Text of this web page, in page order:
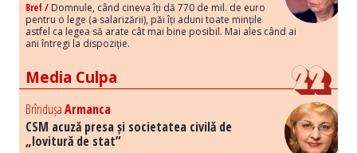
Bref / Domnule, când cineva îți dă 770 de mil. de euro
pentru o lege (a salarizării), păi îți aduni toate mințile
astfel ca legea să arate cât mai bine posibil. Mai ales când ai
ani întregi la dispoziție.
Media Culpa
BrîndușaArmanca
CSM acuză presa și societatea civilă de
„lovitură de stat”